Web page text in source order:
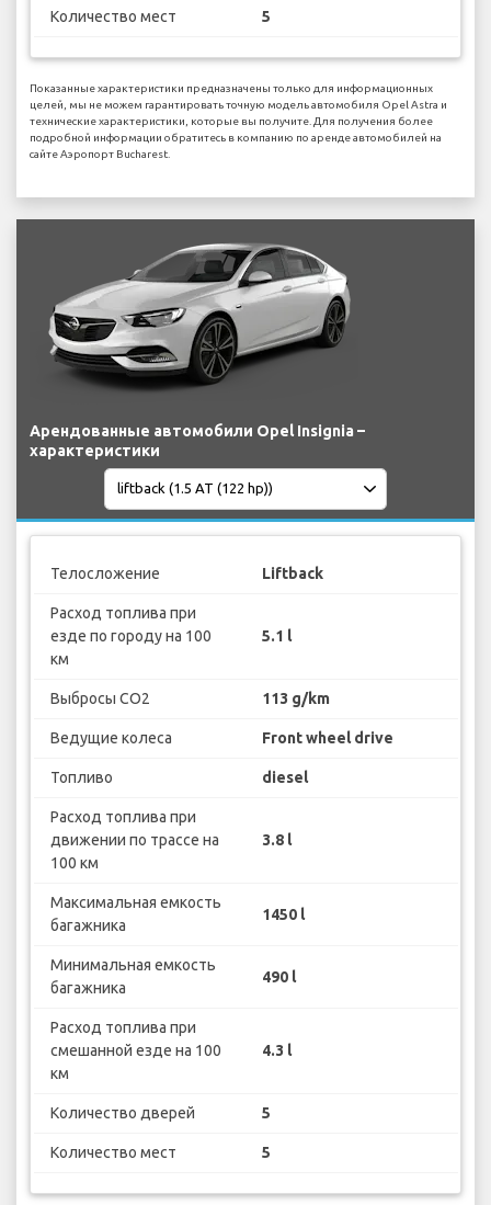
Количество мест 5
Показанные характеристики предназначены только для информационных
целей, мы не можем гарантировать точную модель автомобиля Opel Astra и
технические характеристики, которые вы получите. Для получения более
подробной информации обратитесь в компанию по аренде автомобилей на
сайте Аэропорт Bucharest.
Арендованные автомобили Opel Insignia –
характеристики
Телосложение Liftback
Расход топлива при
езде по городу на 100
км
5.1 l
Выбросы CO2 113 g/km
Ведущие колеса Front wheel drive
Топливо diesel
Расход топлива при
движении по трассе на
100 км
3.8 l
Максимальная емкость
багажника
1450 l
Минимальная емкость
багажника
490 l
Расход топлива при
смешанной езде на 100
км
4.3 l
Количество дверей 5
Количество мест 5